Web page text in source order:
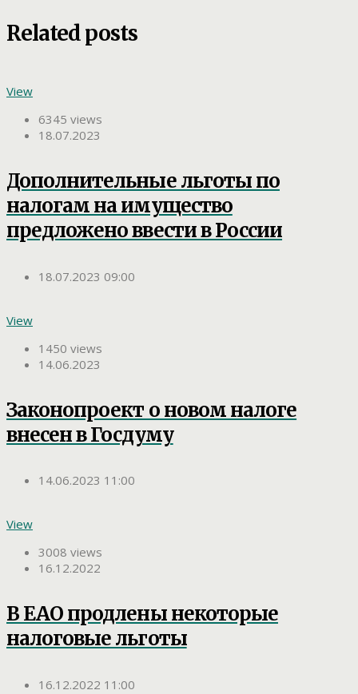
Related posts
View
6345 views
18.07.2023
Дополнительные льготы по
налогам на имущество
предложено ввести в России
18.07.2023 09:00
View
1450 views
14.06.2023
Законопроект о новом налоге
внесен в Госдуму
14.06.2023 11:00
View
3008 views
16.12.2022
В ЕАО продлены некоторые
налоговые льготы
16.12.2022 11:00